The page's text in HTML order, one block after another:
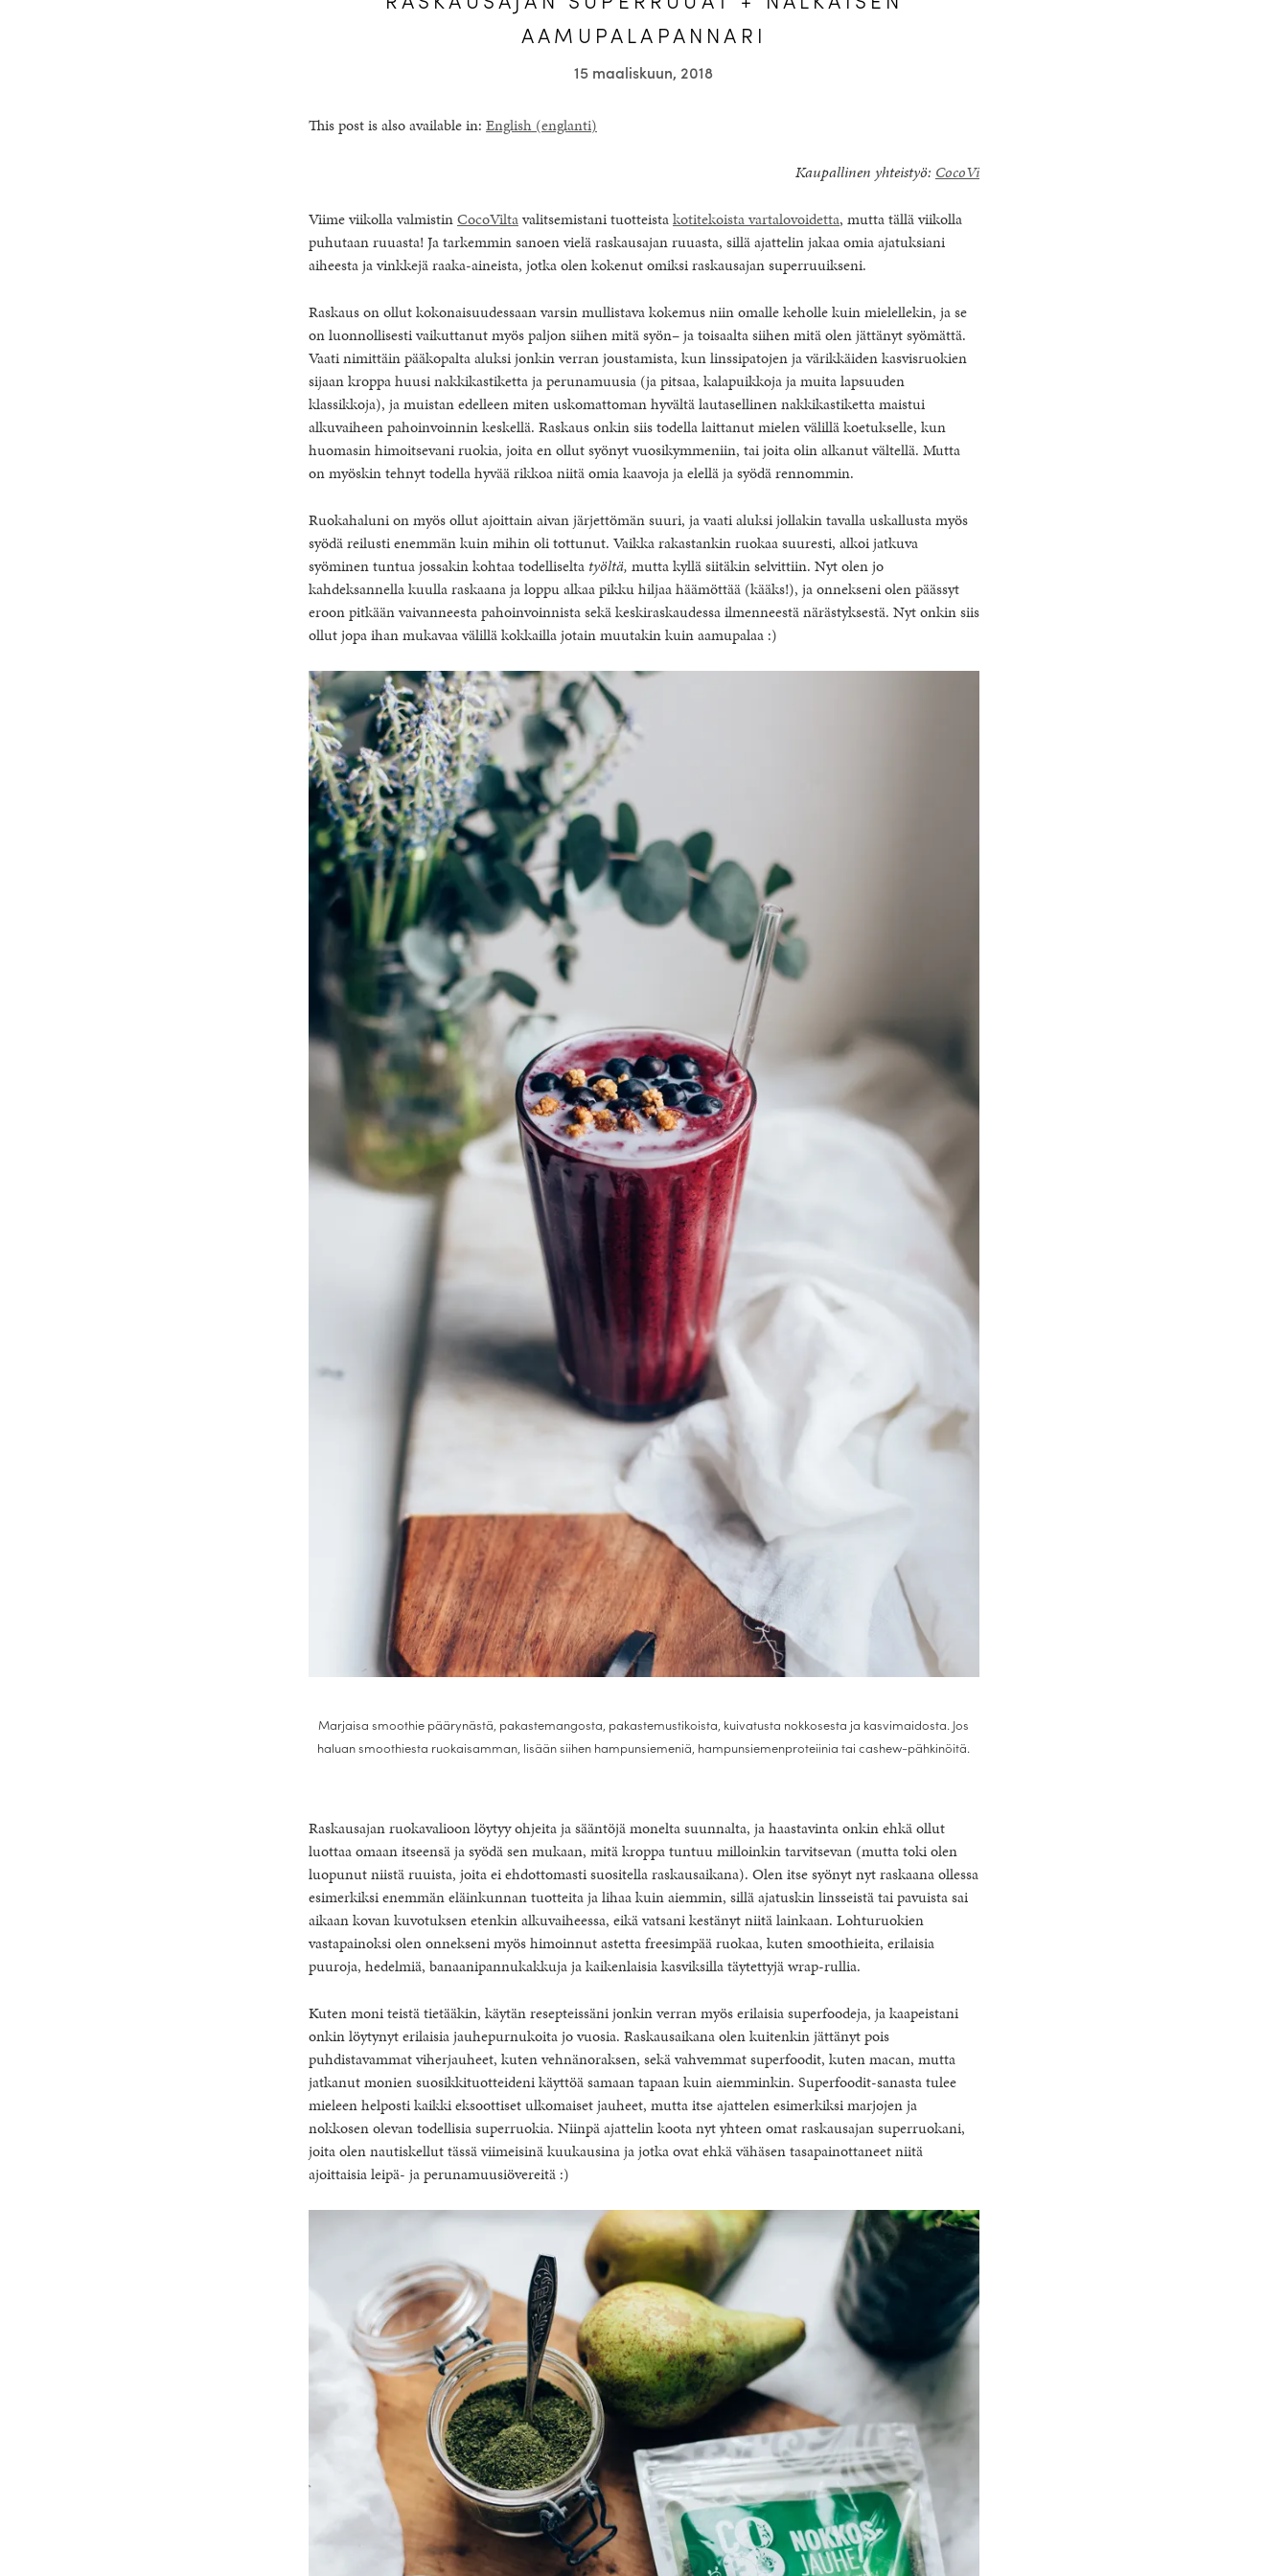
AAMUPALAPANNARI
15 maaliskuun, 2018
This post is also available in: English(englanti)
Kaupallinen yhteistyö: CocoVi
Viime viikolla valmistinCocoViltavalitsemistani tuotteistakotitekoista vartalovoidetta, mutta tällä viikolla
puhutaan ruuasta! Ja tarkemmin sanoen vielä raskausajan ruuasta, sillä ajattelin jakaa omia ajatuksiani
aiheesta ja vinkkejä raaka-aineista, jotka olen kokenut omiksi raskausajan superruuikseni.
Raskaus on ollut kokonaisuudessaan varsin mullistava kokemus niin omalle keholle kuin mielellekin, ja se
on luonnollisesti vaikuttanut myös paljon siihen mitä syön– ja toisaalta siihen mitä olen jättänyt syömättä.
Vaati nimittäin pääkopalta aluksi jonkin verran joustamista, kun linssipatojen ja värikkäiden kasvisruokien
sijaan kroppa huusi nakkikastiketta ja perunamuusia (ja pitsaa, kalapuikkoja ja muita lapsuuden
klassikkoja), ja muistan edelleen miten uskomattoman hyvältä lautasellinen nakkikastiketta maistui
alkuvaiheen pahoinvoinnin keskellä. Raskaus onkin siis todella laittanut mielen välillä koetukselle, kun
huomasin himoitsevani ruokia, joita en ollut syönyt vuosikymmeniin, tai joita olin alkanut vältellä. Mutta
on myöskin tehnyt todella hyvää rikkoa niitä omia kaavoja ja elellä ja syödä rennommin.
Ruokahaluni on myös ollut ajoittain aivan järjettömän suuri, ja vaati aluksi jollakin tavalla uskallusta myös
syödä reilusti enemmän kuin mihin oli tottunut. Vaikka rakastankin ruokaa suuresti, alkoi jatkuva
syöminen tuntua jossakin kohtaa todelliselta työltä, mutta kyllä siitäkin selvittiin. Nyt olen jo
kahdeksannella kuulla raskaana ja loppu alkaa pikku hiljaa häämöttää (kääks!), ja onnekseni olen päässyt
eroon pitkään vaivanneesta pahoinvoinnista sekä keskiraskaudessa ilmenneestä närästyksestä. Nyt onkin siis
ollut jopa ihan mukavaa välillä kokkailla jotain muutakin kuin aamupalaa :)
Marjaisa smoothie päärynästä, pakastemangosta, pakastemustikoista, kuivatusta nokkosesta ja kasvimaidosta. Jos
haluan smoothiesta ruokaisamman, lisään siihen hampunsiemeniä, hampunsiemenproteiinia tai cashew-pähkinöitä.
Raskausajan ruokavalioon löytyy ohjeita ja sääntöjä monelta suunnalta, ja haastavinta onkin ehkä ollut
luottaa omaan itseensä ja syödä sen mukaan, mitä kroppa tuntuu milloinkin tarvitsevan (mutta toki olen
luopunut niistä ruuista, joita ei ehdottomasti suositella raskausaikana). Olen itse syönyt nyt raskaana ollessa
esimerkiksi enemmän eläinkunnan tuotteita ja lihaa kuin aiemmin, sillä ajatuskin linsseistä tai pavuista sai
aikaan kovan kuvotuksen etenkin alkuvaiheessa, eikä vatsani kestänyt niitä lainkaan. Lohturuokien
vastapainoksi olen onnekseni myös himoinnut astetta freesimpää ruokaa, kuten smoothieita, erilaisia
puuroja, hedelmiä, banaanipannukakkuja ja kaikenlaisia kasviksilla täytettyjä wrap-rullia.
Kuten moni teistä tietääkin, käytän resepteissäni jonkin verran myös erilaisia superfoodeja, ja kaapeistani
onkin löytynyt erilaisia jauhepurnukoita jo vuosia. Raskausaikana olen kuitenkin jättänyt pois
puhdistavammat viherjauheet, kuten vehnänoraksen, sekä vahvemmat superfoodit, kuten macan, mutta
jatkanut monien suosikkituotteideni käyttöä samaan tapaan kuin aiemminkin. Superfoodit-sanasta tulee
mieleen helposti kaikki eksoottiset ulkomaiset jauheet, mutta itse ajattelen esimerkiksi marjojen ja
nokkosen olevan todellisia superruokia. Niinpä ajattelin koota nyt yhteen omat raskausajan superruokani,
joita olen nautiskellut tässä viimeisinä kuukausina ja jotka ovat ehkä vähäsen tasapainottaneet niitä
ajoittaisia leipä- ja perunamuusiövereitä :)